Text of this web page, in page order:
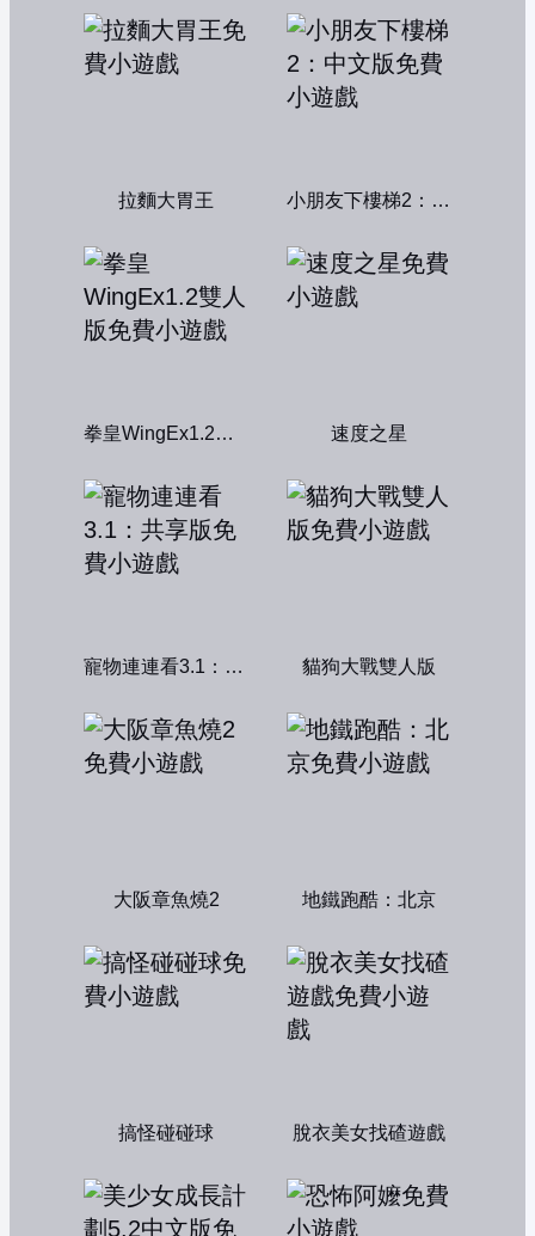
拉麵大胃王 小朋友下樓梯2：中文版
拳皇WingEx1.2雙人版 速度之星
寵物連連看3.1：共享版 貓狗大戰雙人版
大阪章魚燒2 地鐵跑酷：北京
搞怪碰碰球 脫衣美女找碴遊戲